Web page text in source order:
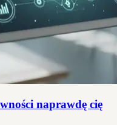
naprawdę cię